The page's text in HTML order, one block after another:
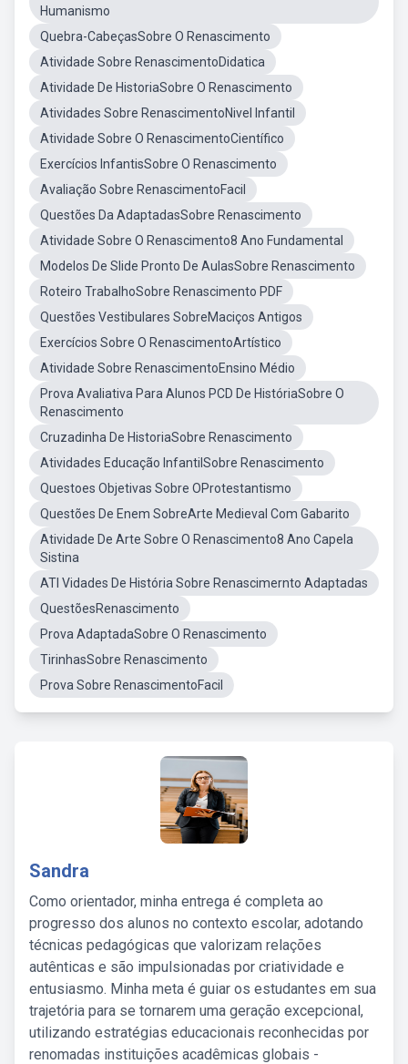
Humanismo
Quebra-CabeçasSobre O Renascimento
Atividade Sobre RenascimentoDidatica
Atividade De HistoriaSobre O Renascimento
Atividades Sobre RenascimentoNivel Infantil
Atividade Sobre O RenascimentoCientífico
Exercícios InfantisSobre O Renascimento
Avaliação Sobre RenascimentoFacil
Questões Da AdaptadasSobre Renascimento
Atividade Sobre O Renascimento8 Ano Fundamental
Modelos De Slide Pronto De AulasSobre Renascimento
Roteiro TrabalhoSobre Renascimento PDF
Questões Vestibulares SobreMaciços Antigos
Exercícios Sobre O RenascimentoArtístico
Atividade Sobre RenascimentoEnsino Médio
Prova Avaliativa Para Alunos PCD De HistóriaSobre O
Renascimento
Cruzadinha De HistoriaSobre Renascimento
Atividades Educação InfantilSobre Renascimento
Questoes Objetivas Sobre OProtestantismo
Questões De Enem SobreArte Medieval Com Gabarito
Atividade De Arte Sobre O Renascimento8 Ano Capela
Sistina
ATI Vidades De História Sobre Renascimernto Adaptadas
QuestõesRenascimento
Prova AdaptadaSobre O Renascimento
TirinhasSobre Renascimento
Prova Sobre RenascimentoFacil
Sandra
Como orientador, minha entrega é completa ao
progresso dos alunos no contexto escolar, adotando
técnicas pedagógicas que valorizam relações
autênticas e são impulsionadas por criatividade e
entusiasmo. Minha meta é guiar os estudantes em sua
trajetória para se tornarem uma geração excepcional,
utilizando estratégias educacionais reconhecidas por
renomadas instituições acadêmicas globais -